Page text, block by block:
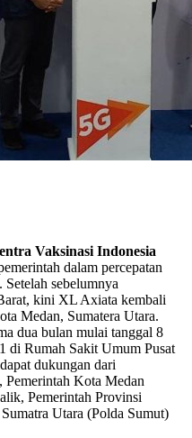
Vaksinasi Indonesia
dalam percepatan
sebelumnya
kini XL Axiata kembali
Medan, Sumatera Utara.
dua bulan mulai tanggal 8
di Rumah Sakit Umum Pusat
dukungan dari
Pemerintah Kota Medan
Pemerintah Provinsi
Utara (Polda Sumut)